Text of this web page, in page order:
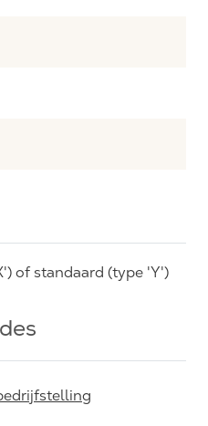
of standaard (type 'Y')